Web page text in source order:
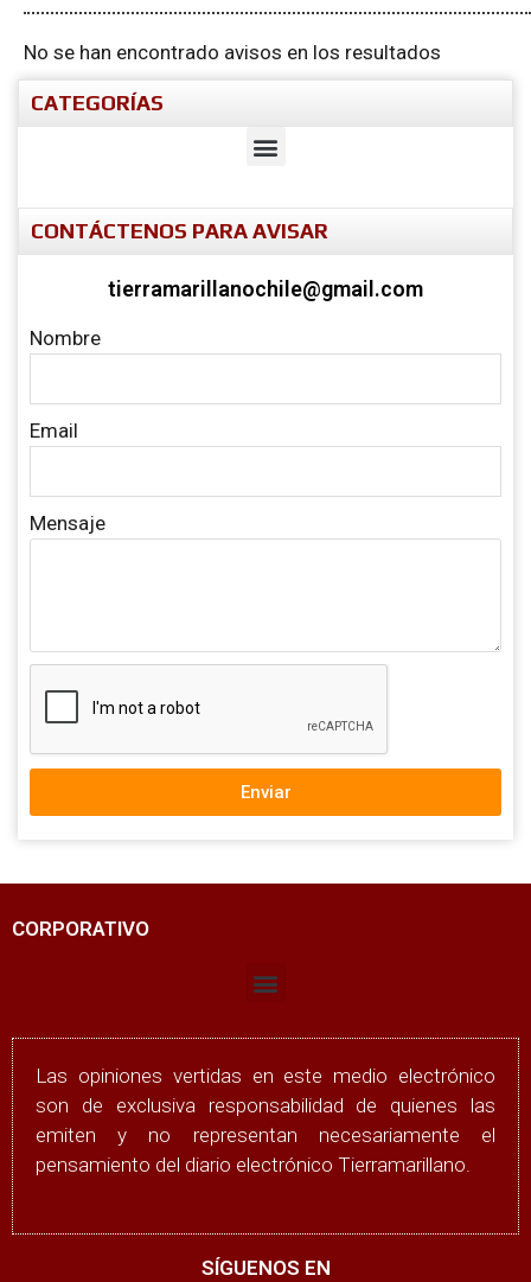
No se han encontrado avisos en los resultados
CATEGORÍAS
CONTÁCTENOS PARA AVISAR
tierramarillanochile@gmail.com
Nombre
Email
Mensaje
Enviar
CORPORATIVO
Las opiniones vertidas en este medio electrónico
son de exclusiva responsabilidad de quienes las
emiten y no representan necesariamente el
pensamiento del diario electrónico Tierramarillano.
SÍGUENOS EN